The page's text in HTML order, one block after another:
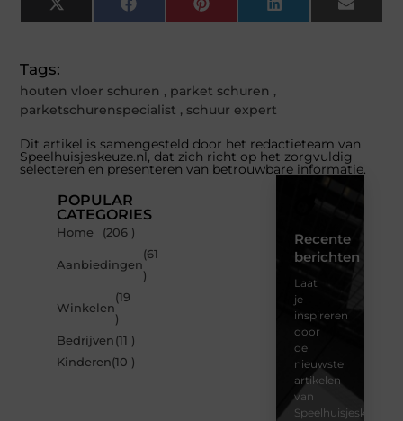
X
(Twitter)
Facebook Pinterest LinkedIn Email
Tags:
houten vloer schuren , parket schuren ,
parketschurenspecialist , schuur expert
Dit artikel is samengesteld door het redactieteam van
Speelhuisjeskeuze.nl, dat zich richt op het zorgvuldig
selecteren en presenteren van betrouwbare informatie.
POPULAR
CATEGORIES
Home (206 )
Aanbiedingen
(61
)
Winkelen
(19
)
Bedrijven (11 )
Kinderen(10 )
Recente
berichten
Laat
je
inspireren
door
de
nieuwste
artikelen
van
Speelhuisjeskeuze.nl